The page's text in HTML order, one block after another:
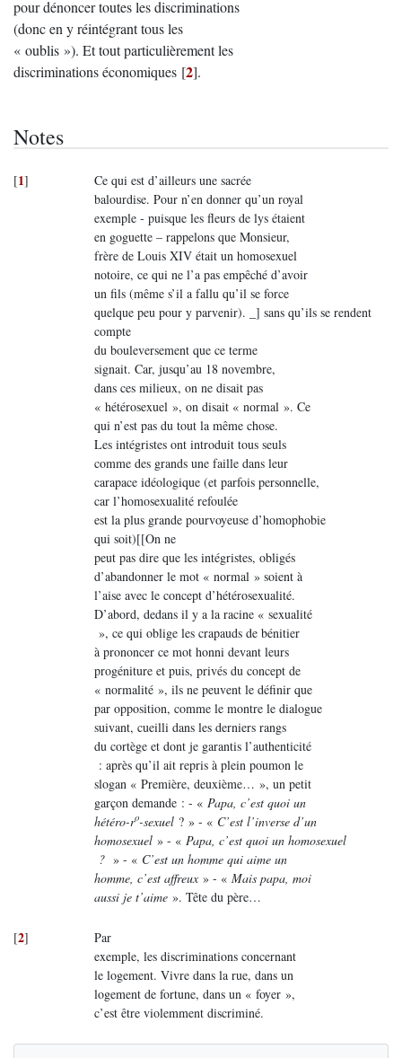
pour dénoncer toutes les discriminations
(donc en y réintégrant tous les
« oublis »). Et tout particulièrement les
discriminations économiques [2].
Notes
[1]
Ce qui est d’ailleurs une sacrée
balourdise. Pour n’en donner qu’un royal
exemple - puisque les fleurs de lys étaient
en goguette – rappelons que Monsieur,
frère de Louis XIV était un homosexuel
notoire, ce qui ne l’a pas empêché d’avoir
un fils (même s’il a fallu qu’il se force
quelque peu pour y parvenir). _] sans qu’ils se rendent
compte
du bouleversement que ce terme
signait. Car, jusqu’au 18 novembre,
dans ces milieux, on ne disait pas
« hétérosexuel », on disait « normal ». Ce
qui n’est pas du tout la même chose.
Les intégristes ont introduit tous seuls
comme des grands une faille dans leur
carapace idéologique (et parfois personnelle,
car l’homosexualité refoulée
est la plus grande pourvoyeuse d’homophobie
qui soit)[[On ne
peut pas dire que les intégristes, obligés
d’abandonner le mot « normal » soient à
l’aise avec le concept d’hétérosexualité.
D’abord, dedans il y a la racine « sexualité
», ce qui oblige les crapauds de bénitier
à prononcer ce mot honni devant leurs
progéniture et puis, privés du concept de
« normalité », ils ne peuvent le définir que
par opposition, comme le montre le dialogue
suivant, cueilli dans les derniers rangs
du cortège et dont je garantis l’authenticité
: après qu’il ait repris à plein poumon le
slogan « Première, deuxième… », un petit
garçon demande : - « Papa, c’est quoi un
hétéro-ro-sexuel ? » - « C’est l’inverse d’un
homosexuel » - « Papa, c’est quoi un homosexuel
? » - « C’est un homme qui aime un
homme, c’est affreux » - « Mais papa, moi
aussi je t’aime ». Tête du père…
[2]
Par
exemple, les discriminations concernant
le logement. Vivre dans la rue, dans un
logement de fortune, dans un « foyer »,
c’est être violemment discriminé.